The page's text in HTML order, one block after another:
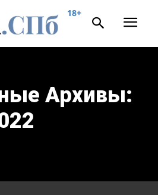
18+
Архивы: